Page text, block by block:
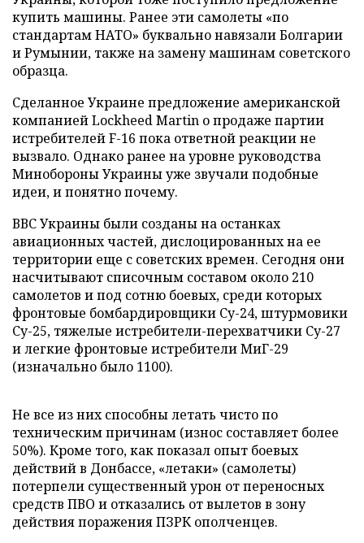
купить машины. Ранее эти самолеты «по
стандартам НАТО» буквально навязали Болгарии
и Румынии, также на замену машинам советского
образца.
Сделанное Украине предложение американской
компанией Lockheed Martin о продаже партии
истребителей F-16 пока ответной реакции не
вызвало. Однако ранее на уровне руководства
Минобороны Украины уже звучали подобные
идеи, и понятно почему.
ВВС Украины были созданы на останках
авиационных частей, дислоцированных на ее
территории еще с советских времен. Сегодня они
насчитывают списочным составом около 210
самолетов и под сотню боевых, среди которых
фронтовые бомбардировщики Су-24, штурмовики
Су-25, тяжелые истребители-перехватчики Су-27
и легкие фронтовые истребители МиГ-29
(изначально было 1100).
Не все из них способны летать чисто по
техническим причинам (износ составляет более
50%). Кроме того, как показал опыт боевых
действий в Донбассе, «летаки» (самолеты)
потерпели существенный урон от переносных
средств ПВО и отказались от вылетов в зону
действия поражения ПЗРК ополченцев.